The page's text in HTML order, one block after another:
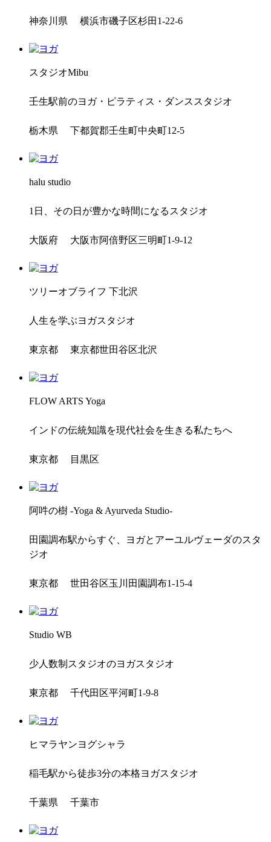
神奈川県 横浜市磯子区杉田1-22-6
スタジオMibu
壬生駅前のヨガ・ピラティス・ダンススタジオ
栃木県 下都賀郡壬生町中央町12-5
halu studio
1日、その日が豊かな時間になるスタジオ
大阪府 大阪市阿倍野区三明町1-9-12
ツリーオブライフ 下北沢
人生を学ぶヨガスタジオ
東京都 東京都世田谷区北沢
FLOW ARTS Yoga
インドの伝統知識を現代社会を生きる私たちへ
東京都 目黒区
阿吽の樹 -Yoga & Ayurveda Studio-
田園調布駅からすぐ、ヨガとアーユルヴェーダのスタ
ジオ
東京都 世田谷区玉川田園調布1-15-4
Studio WB
少人数制スタジオのヨガスタジオ
東京都 千代田区平河町1-9-8
ヒマラヤンヨグシャラ
稲毛駅から徒歩3分の本格ヨガスタジオ
千葉県 千葉市